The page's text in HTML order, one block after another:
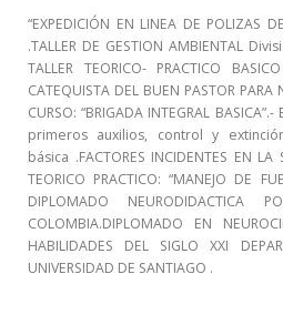
“EXPEDICIÓN EN LINEA DE POLIZAS
.TALLER DE GESTION AMBIENTAL
TALLER TEORICO- PRACTICO
CATEQUISTA DEL BUEN PASTOR
CURSO: “BRIGADA INTEGRAL
primeros auxilios, control y
básica .FACTORES INCIDENTES EN LA
TEORICO PRACTICO: “MANEJO DE
DIPLOMADO NEURODIDACTICA
COLOMBIA.DIPLOMADO EN
HABILIDADES DEL SIGLO XXI
UNIVERSIDAD DE SANTIAGO .